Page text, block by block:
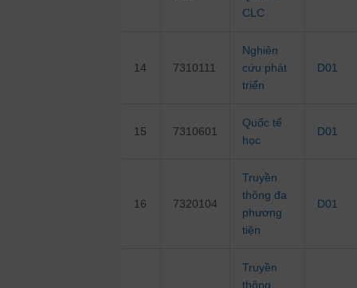
CLC
14 7310111
Nghiên
cứu phát
triển
D01
15 7310601
Quốc tế
học
D01
16 7320104
Truyền
thông đa
phương
tiện
D01
Truyền
thông